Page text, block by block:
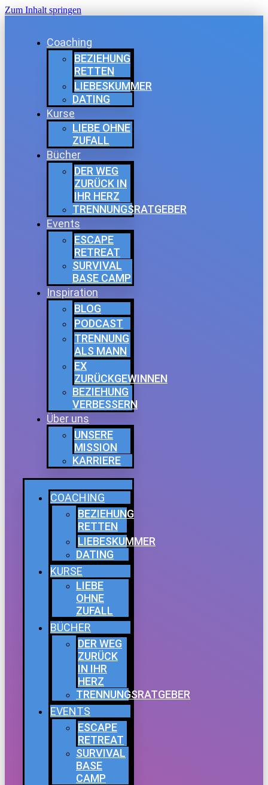
Zum Inhalt springen
Coaching
BEZIEHUNG
RETTEN
LIEBESKUMMER
DATING
Kurse
LIEBE OHNE
ZUFALL
Bücher
DER WEG
ZURÜCK IN
IHR HERZ
TRENNUNGSRATGEBER
Events
ESCAPE
RETREAT
SURVIVAL
BASE CAMP
Inspiration
BLOG
PODCAST
TRENNUNG
ALS MANN
EX
ZURÜCKGEWINNEN
BEZIEHUNG
VERBESSERN
Über uns
UNSERE
MISSION
KARRIERE
COACHING
BEZIEHUNG
RETTEN
LIEBESKUMMER
DATING
KURSE
LIEBE
OHNE
ZUFALL
BÜCHER
DER WEG
ZURÜCK
IN IHR
HERZ
TRENNUNGSRATGEBER
EVENTS
ESCAPE
RETREAT
SURVIVAL
BASE
CAMP